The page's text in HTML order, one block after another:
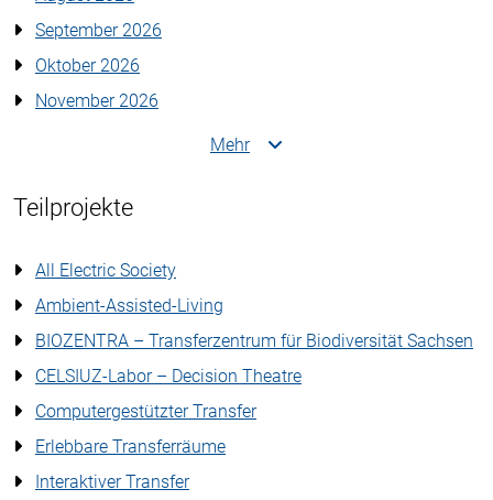
September 2026
Oktober 2026
November 2026
Mehr
Teilprojekte
All Electric Society
Ambient-Assisted-Living
BIOZENTRA – Transferzentrum für Biodiversität Sachsen
CELSIUZ-Labor – Decision Theatre
Computergestützter Transfer
Erlebbare Transferräume
Interaktiver Transfer